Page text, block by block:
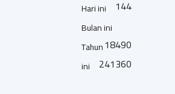
Hari ini 144
Bulan ini
18490
Tahun
ini
241360